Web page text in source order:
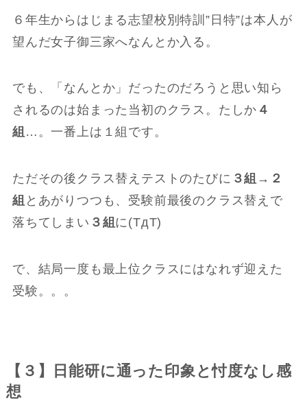
６年生からはじまる志望校別特訓”日特”は本人が
望んだ女子御三家へなんとか入る。
でも、「なんとか」だったのだろうと思い知ら
されるのは始まった当初のクラス。たしか ４
組 …。一番上は１組です。
ただその後クラス替えテストのたびに ３組→２
組 とあがりつつも、受験前最後のクラス替えで
落ちてしまい ３組 に(TдT)
で、結局一度も最上位クラスにはなれず迎えた
受験。。。
【３】日能研に通った印象と忖度なし感
想